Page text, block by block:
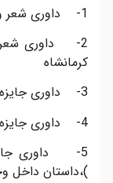
1- داوری شعر وادبیات استان کرمانشاه /غرب کشور 1382
کرمانشاه
3- داوری جایزه ادبی شامی کرمانشاهی 1384
4- داوری جایزه ادبی غرب کشور 1386، بخش کردی
5- داوری
)،داستان داخل